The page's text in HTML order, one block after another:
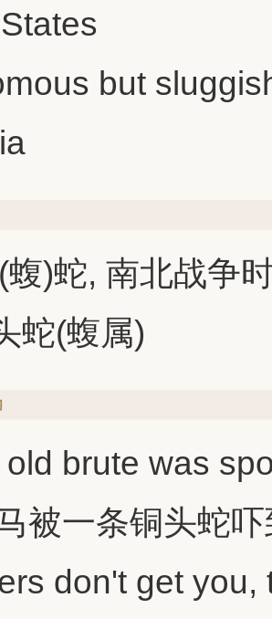
but
蝮)蛇, 南北战争
蛇(蝮属)
old brute was
被一条铜头蛇
don't get